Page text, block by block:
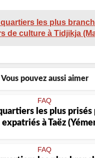
quartiers les plus
de culture à Tidjikja
Vous pouvez aussi aimer
FAQ
les plus prisés
expatriés à Taëz
FAQ